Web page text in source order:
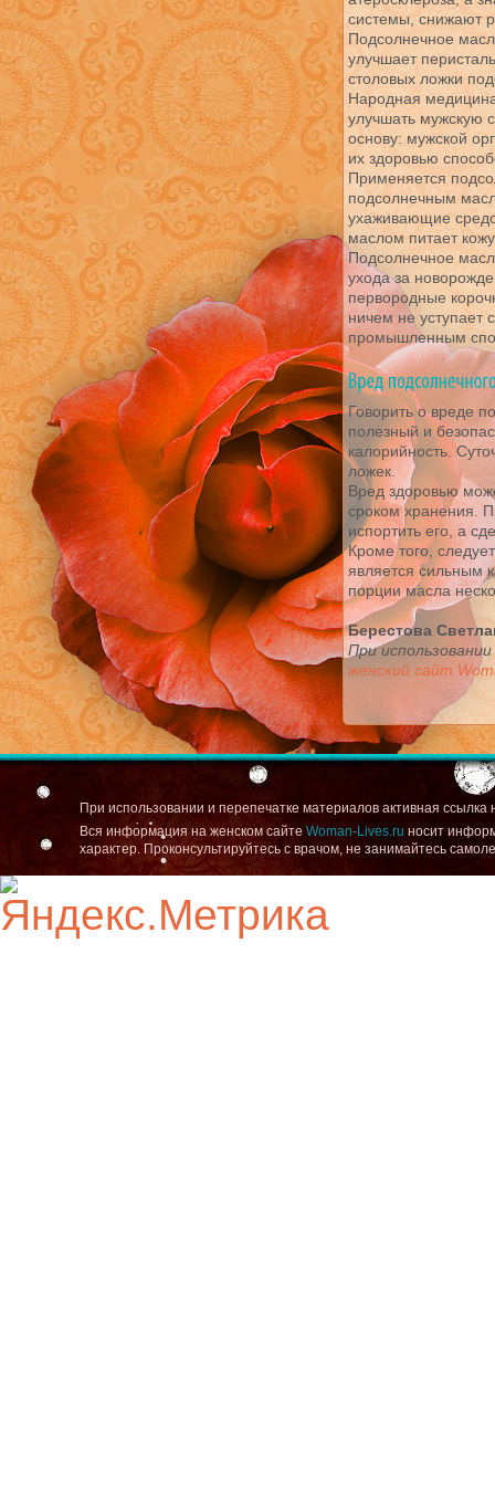
системы, снижают
Подсолнечное
улучшает
столовых ложки
Народная
улучшать мужскую
основу: мужской
их здоровью
Применяется
подсолнечным
ухаживающие
маслом питает
Подсолнечное
ухода за
первородные
ничем не уступает
промышленным
Говорить о вреде
полезный и
калорийность.
ложек.
Вред здоровью
сроком хранения.
испортить его, а
Кроме того,
является сильным
порции масла
Берестова
При
женский сайт
При использовании и перепечатке материалов активная ссылка
Вся информация на женском сайте Woman-Lives.ru носит
характер. Проконсультируйтесь с врачом, не занимайтесь